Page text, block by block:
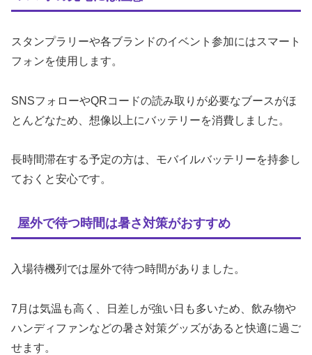
スタンプラリーや各ブランドのイベント参加にはスマート
フォンを使用します。
SNSフォローやQRコードの読み取りが必要なブースがほ
とんどなため、想像以上にバッテリーを消費しました。
長時間滞在する予定の方は、モバイルバッテリーを持参し
ておくと安心です。
屋外で待つ時間は暑さ対策がおすすめ
入場待機列では屋外で待つ時間がありました。
7月は気温も高く、日差しが強い日も多いため、飲み物や
ハンディファンなどの暑さ対策グッズがあると快適に過ご
せます。